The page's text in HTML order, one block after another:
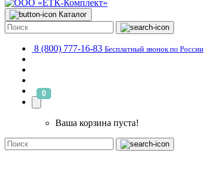
Каталог
8 (800) 777-16-83 Бесплатный звонок по России
0
Ваша корзина пуста!